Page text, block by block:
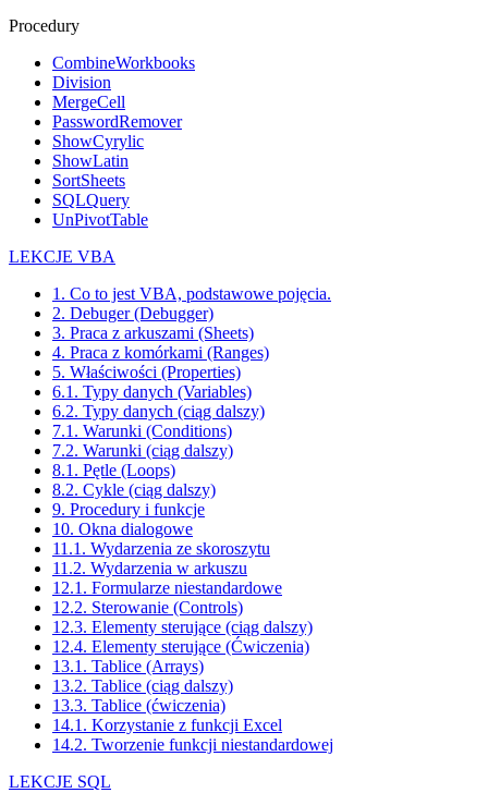
Procedury
CombineWorkbooks
Division
MergeCell
PasswordRemover
ShowCyrylic
ShowLatin
SortSheets
SQLQuery
UnPivotTable
LEKCJE VBA
1. Co to jest VBA, podstawowe pojęcia.
2. Debuger (Debugger)
3. Praca z arkuszami (Sheets)
4. Praca z komórkami (Ranges)
5. Właściwości (Properties)
6.1. Typy danych (Variables)
6.2. Typy danych (ciąg dalszy)
7.1. Warunki (Conditions)
7.2. Warunki (ciąg dalszy)
8.1. Pętle (Loops)
8.2. Cykle (ciąg dalszy)
9. Procedury i funkcje
10. Okna dialogowe
11.1. Wydarzenia ze skoroszytu
11.2. Wydarzenia w arkuszu
12.1. Formularze niestandardowe
12.2. Sterowanie (Controls)
12.3. Elementy sterujące (ciąg dalszy)
12.4. Elementy sterujące (Ćwiczenia)
13.1. Tablice (Arrays)
13.2. Tablice (ciąg dalszy)
13.3. Tablice (ćwiczenia)
14.1. Korzystanie z funkcji Excel
14.2. Tworzenie funkcji niestandardowej
LEKCJE SQL